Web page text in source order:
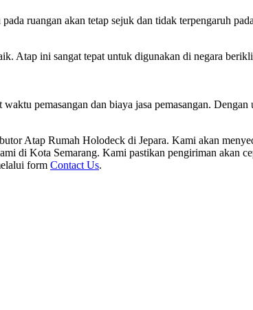
ruangan akan tetap sejuk dan tidak terpengaruh
Atap ini sangat tepat untuk digunakan di negara
pemasangan dan biaya jasa pemasangan.
Atap Rumah Holodeck di Jepara. Kami akan
di Kota Semarang. Kami pastikan pengiriman akan
form Contact Us.